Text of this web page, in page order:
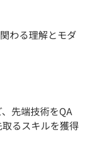
わる理解とモダ
先端技術をQA
るスキルを獲得